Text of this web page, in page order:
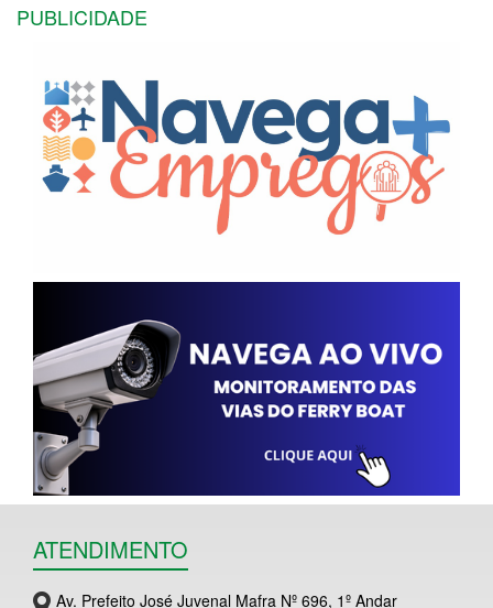
PUBLICIDADE
ATENDIMENTO
Av. Prefeito José Juvenal Mafra Nº 696, 1º Andar